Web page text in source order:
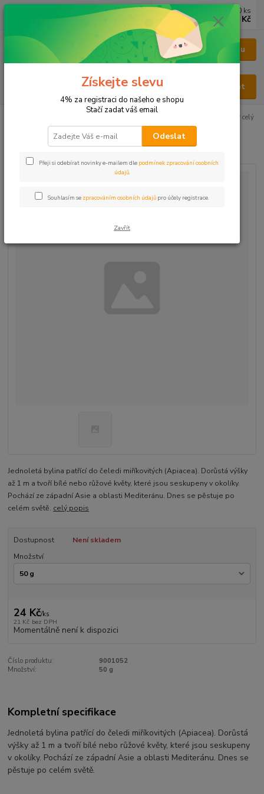
Menu
Hledat
0 ks
0 Kč
Koriandr celý
Koriandr celý
Jednoletá bylina patřící do čeledi miříkovitých (Apiacea). Dorůstá výšky
až 1 m a tvoří bílé nebo růžové květy, které jsou seskupeny v okolíky.
Pochází ze západní Asie a oblasti Mediteránu. Dnes se pěstuje po
celém světě. celý popis
Dostupnost
Není skladem
Množství
24 Kč/ks
21 Kč bez DPH
Momentálně není k dispozici
Číslo produktu:
9001052
Množství:
50 g
Kompletní specifikace
Jednoletá bylina patřící do čeledi miříkovitých (Apiacea). Dorůstá
výšky až 1 m a tvoří bílé nebo růžové květy, které jsou seskupeny
v okolíky. Pochází ze západní Asie a oblasti Mediteránu. Dnes se
pěstuje po celém světě.
Získejte slevu
4% za registraci do našeho e shopu
Stačí zadat váš email
Odeslat
Přeji si odebírat novinky e-mailem dle podmínek zpracování osobních
údajů.
Souhlasím se zpracováním osobních údajů pro účely registrace.
Zavřít